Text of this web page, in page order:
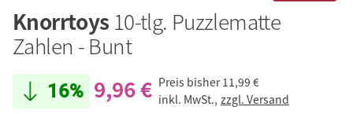
Knorrtoys 10-tlg. Puzzlematte
Zahlen - Bunt
16% 9,96 € Preis bisher 11,99 €
inkl. MwSt., zzgl. Versand